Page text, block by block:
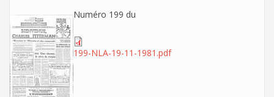
Numéro 199 du
199-NLA-19-11-1981.pdf